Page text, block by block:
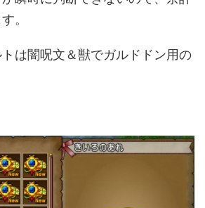
。
は闇呪文＆獣でガルドドン用の